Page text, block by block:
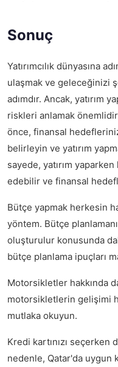
Sonuç
Yatırımcılık dünyasına
ulaşmak ve geleceğinizi
adımdır. Ancak, yatırım
riskleri anlamak
önce, finansal
belirleyin ve yatırım
sayede, yatırım
edebilir ve finansal
Bütçe yapmak herkesin
yöntem. Bütçe
oluşturulur konusunda
bütçe planlama ipuçları
Motorsikletler hakkında
motorsikletlerin gelişimi
mutlaka okuyun.
Kredi kartınızı seçerken
nedenle, Qatar'da uygun